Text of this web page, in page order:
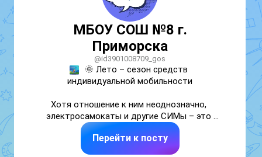
МБОУ СОШ №8 г.
Приморска
@id3901008709_gos
🌞 Лето – сезон средств
индивидуальной мобильности
Хотя отношение к ним неоднозначно,
электросамокаты и другие СИМы – это
реалии сегодняшнего дня, и их
пользователи, как и все участники
дорожного движения, должны соблюдать
Перейти к посту